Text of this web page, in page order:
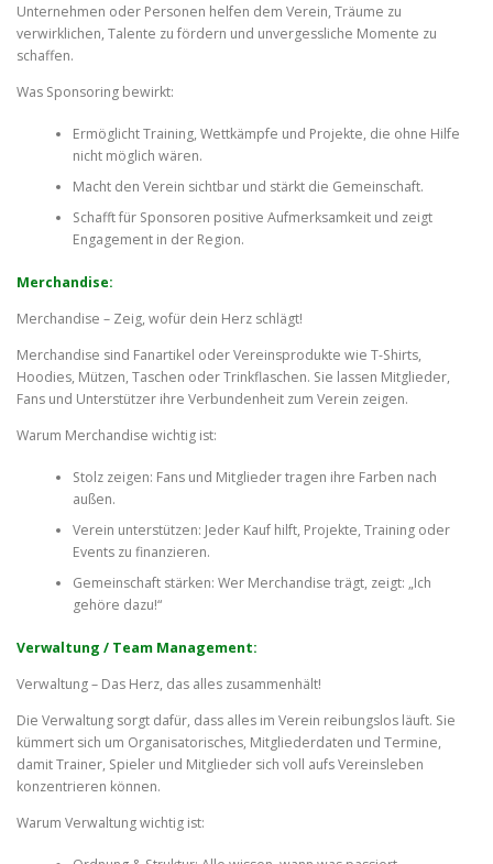
Unternehmen oder Personen helfen dem Verein, Träume zu
verwirklichen, Talente zu fördern und unvergessliche Momente zu
schaffen.
Was Sponsoring bewirkt:
Ermöglicht Training, Wettkämpfe und Projekte, die ohne Hilfe
nicht möglich wären.
Macht den Verein sichtbar und stärkt die Gemeinschaft.
Schafft für Sponsoren positive Aufmerksamkeit und zeigt
Engagement in der Region.
Merchandise:
Merchandise – Zeig, wofür dein Herz schlägt!
Merchandise sind Fanartikel oder Vereinsprodukte wie T-Shirts,
Hoodies, Mützen, Taschen oder Trinkflaschen. Sie lassen Mitglieder,
Fans und Unterstützer ihre Verbundenheit zum Verein zeigen.
Warum Merchandise wichtig ist:
Stolz zeigen: Fans und Mitglieder tragen ihre Farben nach
außen.
Verein unterstützen: Jeder Kauf hilft, Projekte, Training oder
Events zu finanzieren.
Gemeinschaft stärken: Wer Merchandise trägt, zeigt: „Ich
gehöre dazu!“
Verwaltung / Team Management:
Verwaltung – Das Herz, das alles zusammenhält!
Die Verwaltung sorgt dafür, dass alles im Verein reibungslos läuft. Sie
kümmert sich um Organisatorisches, Mitgliederdaten und Termine,
damit Trainer, Spieler und Mitglieder sich voll aufs Vereinsleben
konzentrieren können.
Warum Verwaltung wichtig ist: